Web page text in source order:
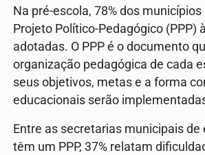
Na pré-escola, 78% dos
Projeto Político-Pedagógico (PPP)
adotadas. O PPP é o documento
organização pedagógica de cada
seus objetivos, metas e a forma
educacionais serão
Entre as secretarias municipais de
têm um PPP, 37% relatam